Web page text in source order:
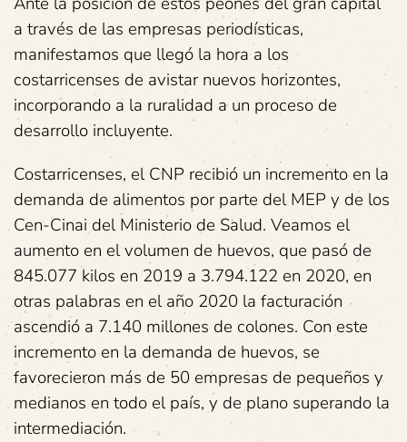
a través de las empresas periodísticas,
manifestamos que llegó la hora a los
costarricenses de avistar nuevos horizontes,
incorporando a la ruralidad a un proceso de
desarrollo incluyente.
Costarricenses, el CNP recibió un incremento en la
demanda de alimentos por parte del MEP y de los
Cen-Cinai del Ministerio de Salud. Veamos el
aumento en el volumen de huevos, que pasó de
845.077 kilos en 2019 a 3.794.122 en 2020, en
otras palabras en el año 2020 la facturación
ascendió a 7.140 millones de colones. Con este
incremento en la demanda de huevos, se
favorecieron más de 50 empresas de pequeños y
medianos en todo el país, y de plano superando la
intermediación.